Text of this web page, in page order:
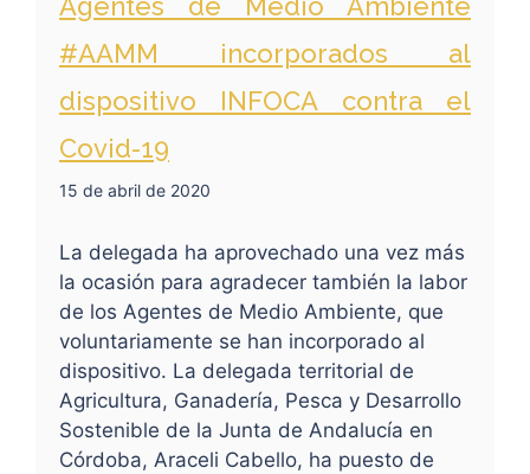
#AAMM incorporados al
dispositivo INFOCA contra el
Covid-19
15 de abril de 2020
La delegada ha aprovechado una vez más
la ocasión para agradecer también la labor
de los Agentes de Medio Ambiente, que
voluntariamente se han incorporado al
dispositivo. La delegada territorial de
Agricultura, Ganadería, Pesca y Desarrollo
Sostenible de la Junta de Andalucía en
Córdoba, Araceli Cabello, ha puesto de